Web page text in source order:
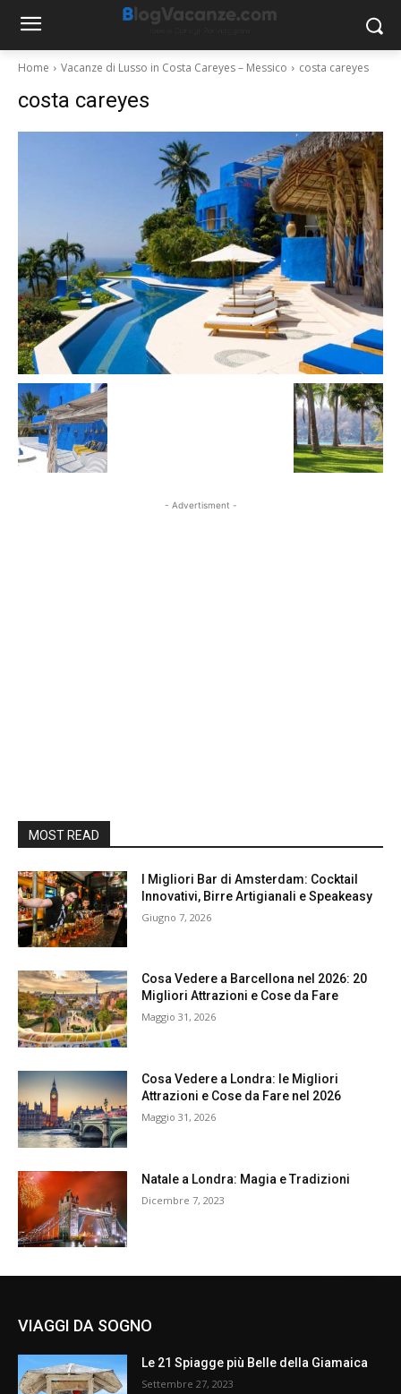
Home Vacanze di Lusso in Costa Careyes – Messico costa careyes
costa careyes
- Advertisment -
MOST READ
I Migliori Bar di Amsterdam: Cocktail
Innovativi, Birre Artigianali e Speakeasy
Giugno 7, 2026
Cosa Vedere a Barcellona nel 2026: 20
Migliori Attrazioni e Cose da Fare
Maggio 31, 2026
Cosa Vedere a Londra: le Migliori
Attrazioni e Cose da Fare nel 2026
Maggio 31, 2026
Natale a Londra: Magia e Tradizioni
Dicembre 7, 2023
VIAGGI DA SOGNO
Le 21 Spiagge più Belle della Giamaica
Settembre 27, 2023